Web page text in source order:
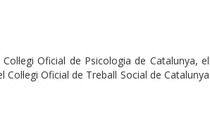
Oficial de Psicologia de Catalunya, el
Col·legi Oficial de Treball Social de Catalunya